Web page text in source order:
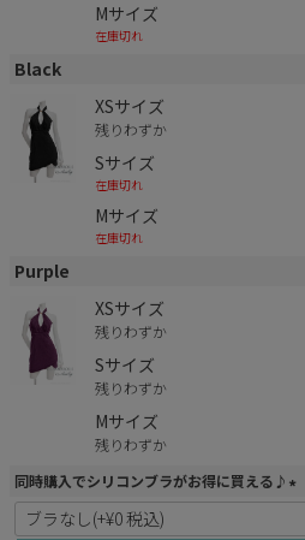
Mサイズ
在庫切れ
Black
XSサイズ
残りわずか
Sサイズ
在庫切れ
Mサイズ
在庫切れ
Purple
XSサイズ
残りわずか
Sサイズ
残りわずか
Mサイズ
残りわずか
同時購入でシリコンブラがお得に買える♪
(